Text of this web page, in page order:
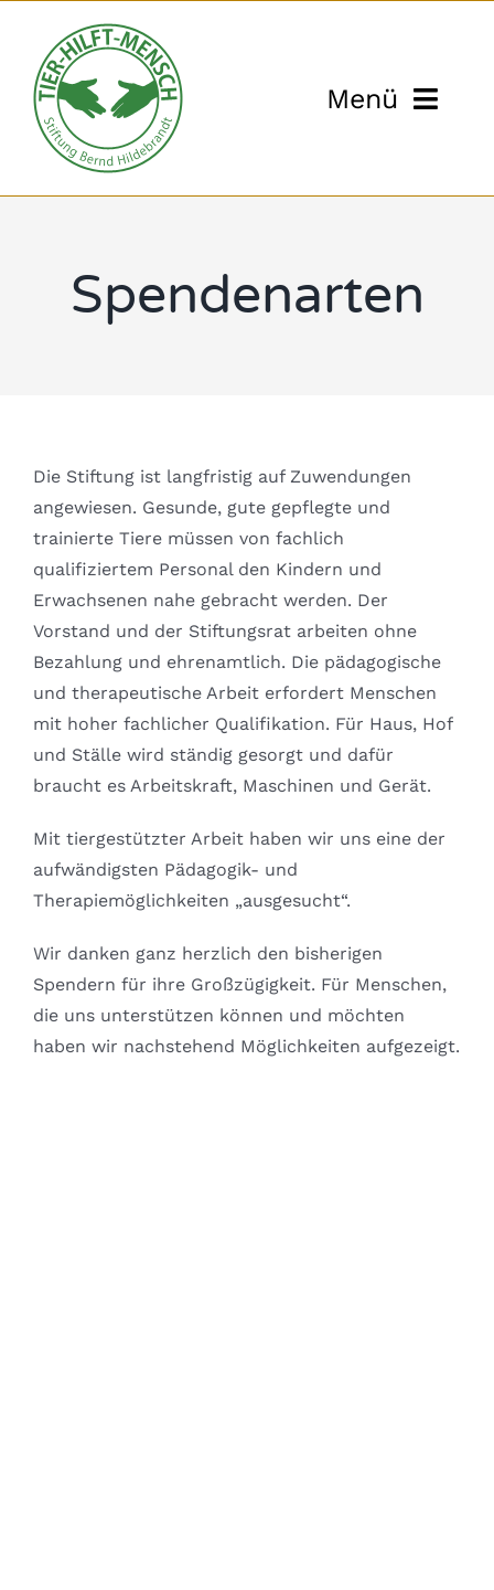
springen
Menü
Reiten
Stiftung
Spendenarten
Die Stiftung ist langfristig auf Zuwendungen
angewiesen. Gesunde, gute gepflegte und
trainierte Tiere müssen von fachlich
qualifiziertem Personal den Kindern und
Erwachsenen nahe gebracht werden. Der
Vorstand und der Stiftungsrat arbeiten ohne
Bezahlung und ehrenamtlich. Die pädagogische
und therapeutische Arbeit erfordert Menschen
mit hoher fachlicher Qualifikation. Für Haus, Hof
und Ställe wird ständig gesorgt und dafür
braucht es Arbeitskraft, Maschinen und Gerät.
Mit tiergestützter Arbeit haben wir uns eine der
aufwändigsten Pädagogik- und
Therapiemöglichkeiten „ausgesucht“.
Wir danken ganz herzlich den bisherigen
Spendern für ihre Großzügigkeit. Für Menschen,
die uns unterstützen können und möchten
haben wir nachstehend Möglichkeiten aufgezeigt.